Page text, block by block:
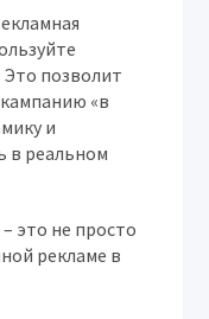
позволит
«в
и
в реальном
это не просто
рекламе в